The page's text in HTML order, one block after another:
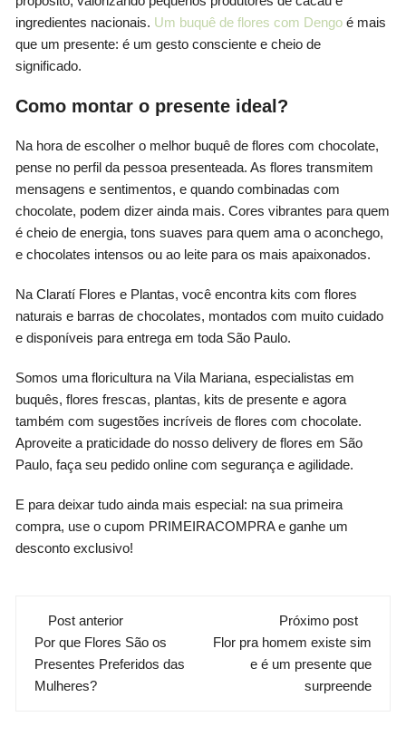
ingredientes nacionais. Um buquê de flores com Dengo é mais
que um presente: é um gesto consciente e cheio de
significado.
Como montar o presente ideal?
Na hora de escolher o melhor buquê de flores com chocolate,
pense no perfil da pessoa presenteada. As flores transmitem
mensagens e sentimentos, e quando combinadas com
chocolate, podem dizer ainda mais. Cores vibrantes para quem
é cheio de energia, tons suaves para quem ama o aconchego,
e chocolates intensos ou ao leite para os mais apaixonados.
Na Claratí Flores e Plantas, você encontra kits com flores
naturais e barras de chocolates, montados com muito cuidado
e disponíveis para entrega em toda São Paulo.
Somos uma floricultura na Vila Mariana, especialistas em
buquês, flores frescas, plantas, kits de presente e agora
também com sugestões incríveis de flores com chocolate.
Aproveite a praticidade do nosso delivery de flores em São
Paulo, faça seu pedido online com segurança e agilidade.
E para deixar tudo ainda mais especial: na sua primeira
compra, use o cupom PRIMEIRACOMPRA e ganhe um
desconto exclusivo!
Navegação
de
post
Post anterior
Por que Flores São os
Presentes Preferidos das
Mulheres?
Próximo post
Flor pra homem existe sim
e é um presente que
surpreende